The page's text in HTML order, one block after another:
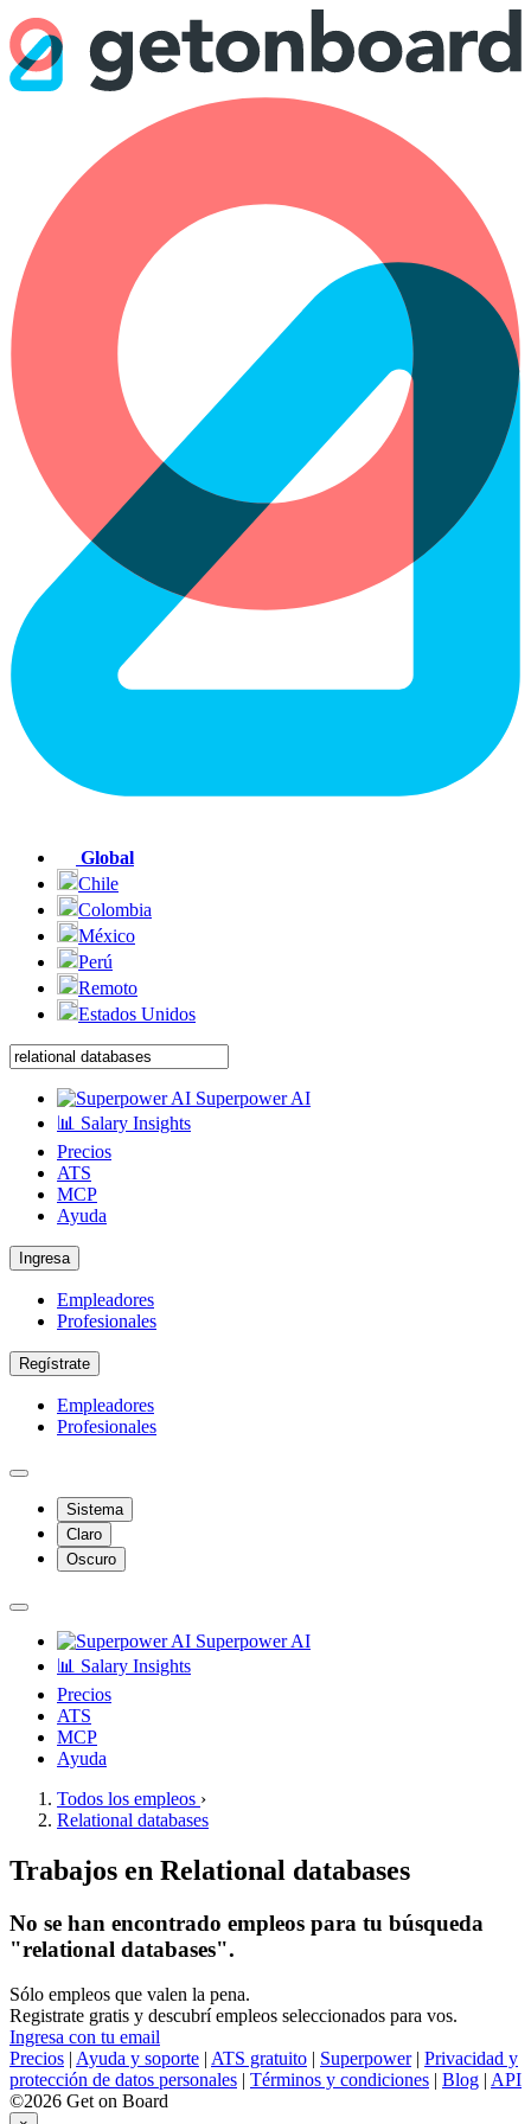
Global
Chile
Colombia
México
Perú
Remoto
Estados Unidos
Superpower AI
📊 Salary Insights
Precios
ATS
MCP
Ayuda
Ingresa
Empleadores
Profesionales
Regístrate
Empleadores
Profesionales
Sistema
Claro
Oscuro
Superpower AI
📊 Salary Insights
Precios
ATS
MCP
Ayuda
Todos los empleos ›
Relational databases
Trabajos en Relational databases
No se han encontrado empleos para tu búsqueda
"relational databases".
Sólo empleos que valen la pena.
Registrate gratis y descubrí empleos seleccionados para vos.
Ingresa con tu email
Precios | Ayuda y soporte | ATS gratuito | Superpower| Privacidad y
protección de datos personales | Términos y condiciones | Blog | API
©2026 Get on Board